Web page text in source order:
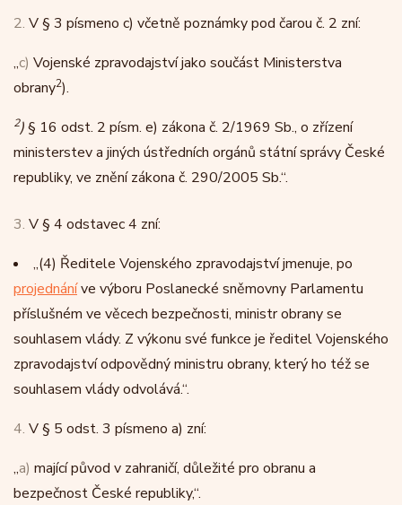
2. V § 3 písmeno c) včetně poznámky pod čarou č. 2 zní:
„c) Vojenské zpravodajství jako součást Ministerstva
obrany2).
2)§ 16 odst. 2 písm. e) zákona č. 2/1969 Sb., o zřízení
ministerstev a jiných ústředních orgánů státní správy České
republiky, ve znění zákona č. 290/2005 Sb.“.
3. V § 4 odstavec 4 zní:
„(4) Ředitele Vojenského zpravodajství jmenuje, po
projednáníve výboru Poslanecké sněmovny Parlamentu
příslušném ve věcech bezpečnosti, ministr obrany se
souhlasem vlády. Z výkonu své funkce je ředitel Vojenského
zpravodajství odpovědný ministru obrany, který ho též se
souhlasem vlády odvolává.“.
4. V § 5 odst. 3 písmeno a) zní:
„a) mající původ v zahraničí, důležité pro obranu a
bezpečnost České republiky,“.